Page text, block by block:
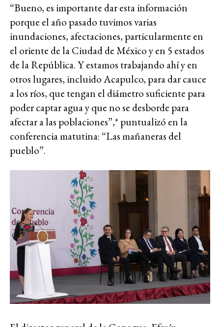
“Bueno, es importante dar esta información
porque el año pasado tuvimos varias
inundaciones, afectaciones, particularmente en
el oriente de la Ciudad de México y en 5 estados
de la República. Y estamos trabajando ahí y en
otros lugares, incluido Acapulco, para dar cauce
a los ríos, que tengan el diámetro suficiente para
poder captar agua y que no se desborde para
afectar a las poblaciones”,* puntualizó en la
conferencia matutina: “Las mañaneras del
pueblo”.